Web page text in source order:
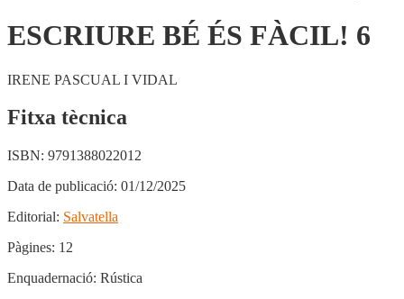
ESCRIURE BÉ ÉS FÀCIL! 6
IRENE PASCUAL I VIDAL
Fitxa tècnica
ISBN: 9791388022012
Data de publicació: 01/12/2025
Editorial: Salvatella
Pàgines: 12
Enquadernació: Rústica